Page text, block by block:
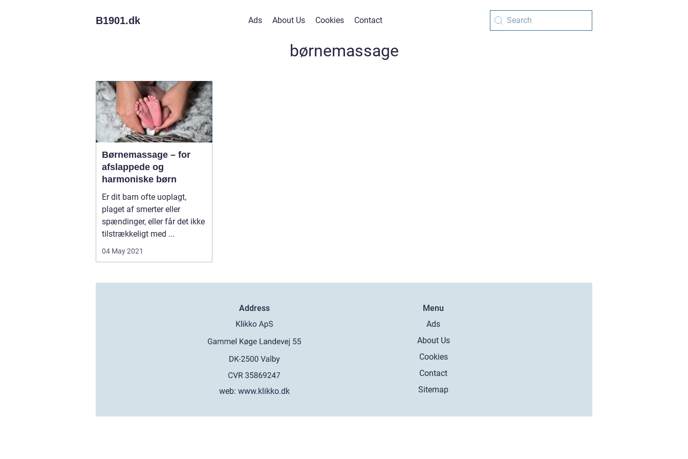
B1901.dk Ads About Us Cookies Contact
børnemassage
Børnemassage – for
afslappede og
harmoniske børn
Er dit barn ofte uoplagt,
plaget af smerter eller
spændinger, eller får det ikke
tilstrækkeligt med ...
04 May 2021
Address
web:www.klikko.dk
Menu
Ads
About Us
Cookies
Contact
Sitemap